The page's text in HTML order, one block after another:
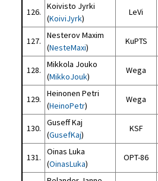
126.
Koivisto Jyrki
(KoiviJyrk)
LeVi
127.
Nesterov Maxim
(NesteMaxi)
KuPTS
128.
Mikkola Jouko
(MikkoJouk)
Wega
129.
Heinonen Petri
(HeinoPetr)
Wega
130.
Guseff Kaj
(GusefKaj)
KSF
131.
Oinas Luka
(OinasLuka)
OPT-86